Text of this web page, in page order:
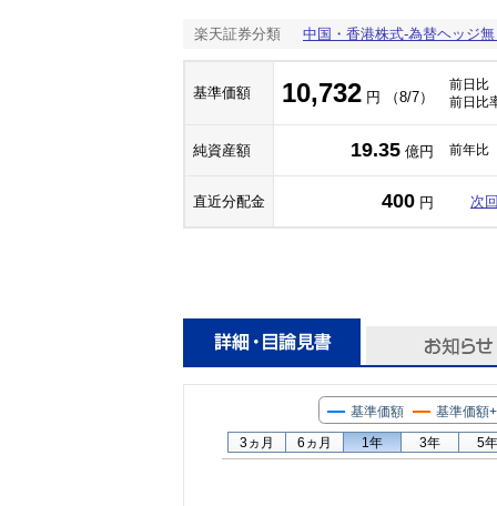
楽天証券分類 中国・香港株式-為替ヘッジ
基準価額 10,732 円 （8/7）
前日比
前日比
純資産額 19.35 億円 前年比
直近分配金 400 円 次
基準価額 基準価額
3ヵ月 6ヵ月 1年 3年 5年